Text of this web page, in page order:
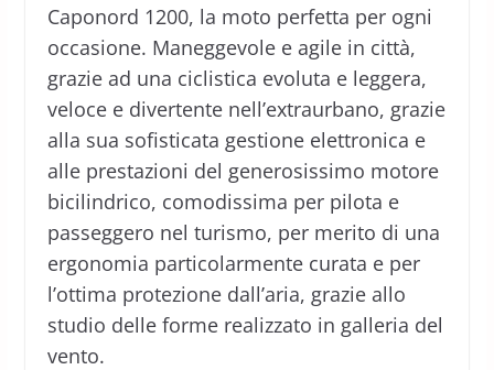
Caponord 1200, la moto perfetta per ogni
occasione. Maneggevole e agile in città,
grazie ad una ciclistica evoluta e leggera,
veloce e divertente nell’extraurbano, grazie
alla sua sofisticata gestione elettronica e
alle prestazioni del generosissimo motore
bicilindrico, comodissima per pilota e
passeggero nel turismo, per merito di una
ergonomia particolarmente curata e per
l’ottima protezione dall’aria, grazie allo
studio delle forme realizzato in galleria del
vento.